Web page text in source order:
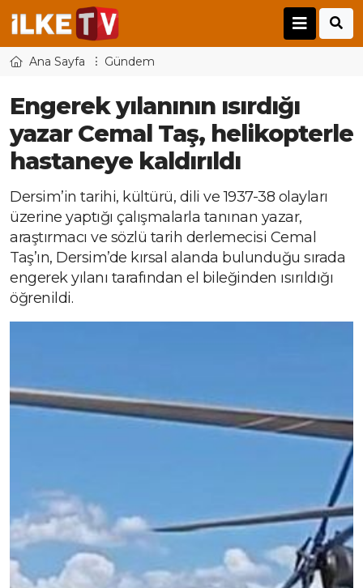
Ana Sayfa Gündem
Engerek yılanının ısırdığı
yazar Cemal Taş, helikopterle
hastaneye kaldırıldı
Dersim’in tarihi, kültürü, dili ve 1937-38 olayları
üzerine yaptığı çalışmalarla tanınan yazar,
araştırmacı ve sözlü tarih derlemecisi Cemal
Taş’ın, Dersim’de kırsal alanda bulunduğu sırada
engerek yılanı tarafından el bileğinden ısırıldığı
öğrenildi.